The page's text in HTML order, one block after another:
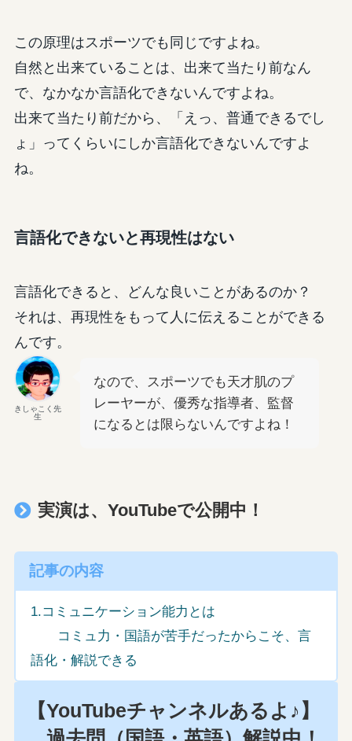
この原理はスポーツでも同じですよね。
自然と出来ていることは、出来て当たり前なん
で、なかなか言語化できないんですよね。
出来て当たり前だから、「えっ、普通できるでし
ょ」ってくらいにしか言語化できないんですよ
ね。
言語化できないと再現性はない
言語化できると、どんな良いことがあるのか？
それは、再現性をもって人に伝えることができる
んです。
きしゃこく先
生
なので、スポーツでも天才肌のプ
レーヤーが、優秀な指導者、監督
になるとは限らないんですよね！
実演は、YouTubeで公開中！
記事の内容
1.コミュニケーション能力とは
コミュ力・国語が苦手だったからこそ、言
語化・解説できる
【YouTubeチャンネルあるよ♪】